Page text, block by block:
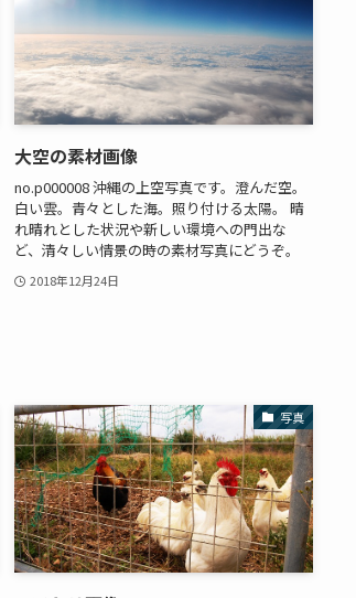
大空の素材画像
no.p000008 沖縄の上空写真です。澄んだ空。
白い雲。青々とした海。照り付ける太陽。 晴
れ晴れとした状況や新しい環境への門出な
ど、清々しい情景の時の素材写真にどうぞ。
2018年12月24日
写真